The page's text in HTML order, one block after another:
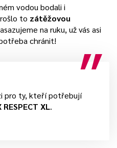
vodou bodali i
to zátěžovou
na ruku, už vás asi
chránit!
pro ty, kteří potřebují
RESPECT XL.